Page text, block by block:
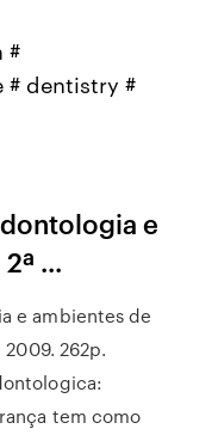
#
# dentistry #
e
...
e ambientes de
262p.
tem como